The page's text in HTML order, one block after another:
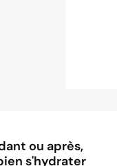
ou après,
s'hydrater